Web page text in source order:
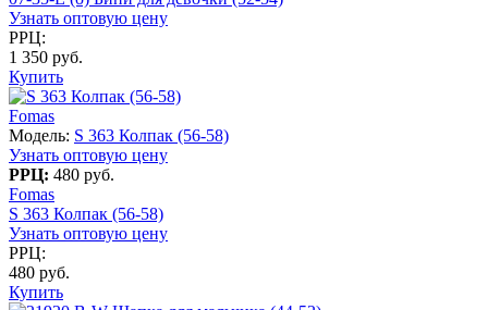
Узнать оптовую цену
РРЦ:
1 350 руб.
Купить
Fomas
Модель: S 363 Колпак (56-58)
Узнать оптовую цену
РРЦ: 480 руб.
Fomas
S 363 Колпак (56-58)
Узнать оптовую цену
РРЦ:
480 руб.
Купить